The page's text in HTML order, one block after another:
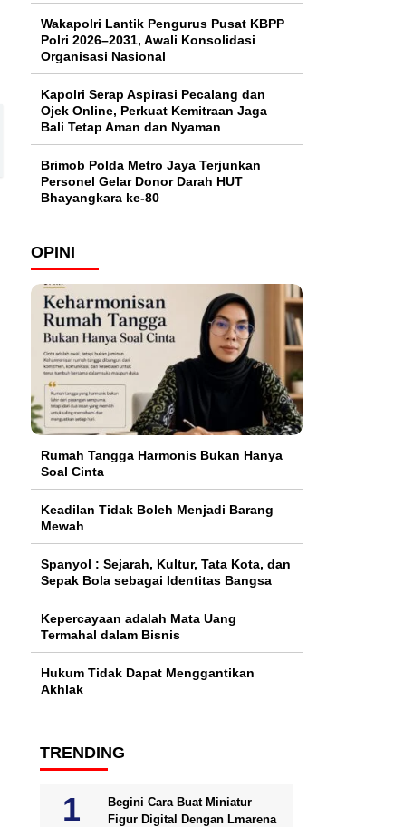
Wakapolri Lantik Pengurus Pusat KBPP
Polri 2026–2031, Awali Konsolidasi
Organisasi Nasional
Kapolri Serap Aspirasi Pecalang dan
Ojek Online, Perkuat Kemitraan Jaga
Bali Tetap Aman dan Nyaman
Brimob Polda Metro Jaya Terjunkan
Personel Gelar Donor Darah HUT
Bhayangkara ke-80
OPINI
Rumah Tangga Harmonis Bukan Hanya
Soal Cinta
Keadilan Tidak Boleh Menjadi Barang
Mewah
Spanyol : Sejarah, Kultur, Tata Kota, dan
Sepak Bola sebagai Identitas Bangsa
Kepercayaan adalah Mata Uang
Termahal dalam Bisnis
Hukum Tidak Dapat Menggantikan
Akhlak
TRENDING
Begini Cara Buat Miniatur
Figur Digital Dengan Lmarena